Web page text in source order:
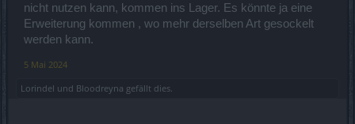
nicht nutzen kann, kommen ins Lager. Es könnte ja eine
Erweiterung kommen , wo mehr derselben Art gesockelt
werden kann.
5 Mai 2024
Lorindel und Bloodreyna gefällt dies.